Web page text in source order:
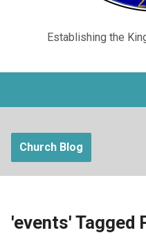
Establishing the
Church Blog
'events' Tagged